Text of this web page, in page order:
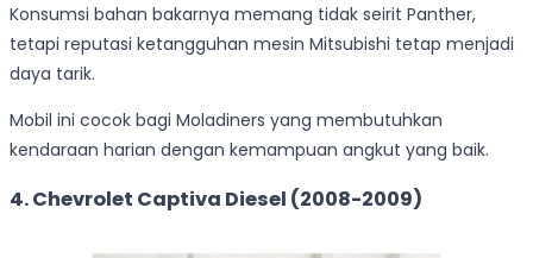
Konsumsi bahan bakarnya memang tidak seirit Panther,
tetapi reputasi ketangguhan mesin Mitsubishi tetap menjadi
daya tarik.
Mobil ini cocok bagi Moladiners yang membutuhkan
kendaraan harian dengan kemampuan angkut yang baik.
4. Chevrolet Captiva Diesel (2008-2009)